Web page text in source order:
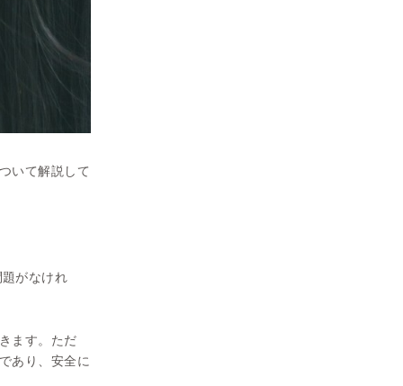
いて解説して
がなけれ
ます。ただ
あり、安全に